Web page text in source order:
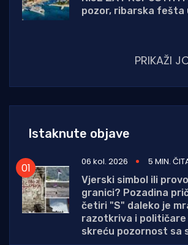
pozor, ribarska fešta
PRIKAŽI
Istaknute objave
06 kol. 2026
5 MIN.
Vjerski simbol ili
granici? Pozadina
četiri "S" daleko je
razotkriva i političare
skreću pozornost sa